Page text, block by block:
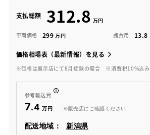
支払総額 312.8
車両価格 299 諸費用 13.8
価格相場表（最新情報）を見る
※価格は展示店にて8月登録の場合 ※消費税10%込み
参考輸送費
7.4 ※販売店にご確認ください
配送地域： 新潟県